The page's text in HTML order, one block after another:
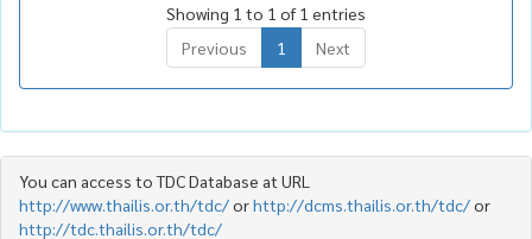
Showing 1 to 1 of 1 entries
Previous
1 Next
You can access to TDC Database at URL
http://www.thailis.or.th/tdc/orhttp://dcms.thailis.or.th/tdc/or
http://tdc.thailis.or.th/tdc/